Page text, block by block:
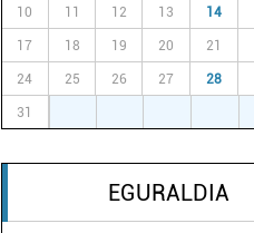
10 11 12 13 14
17 18 19 20 21
24 25 26 27 28
31
EGURALDIA